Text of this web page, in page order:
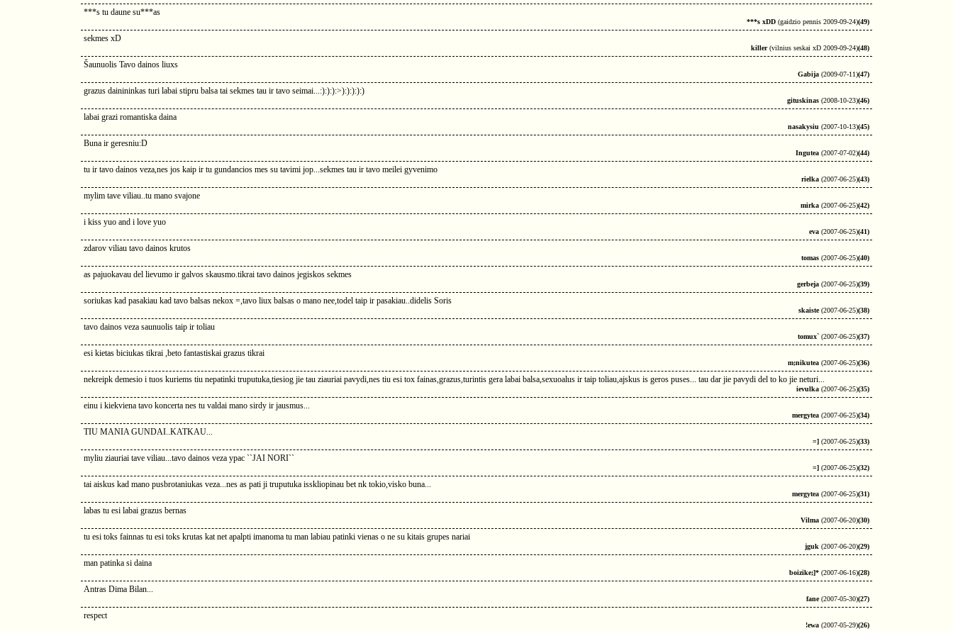
***s tu daune su***as
***s xDD (gaidzio pennis 2009-09-24)(49)
sekmes xD
killer(vilnius seskai xD 2009-09-24)(48)
Šaunuolis Tavo dainos liuxs
Gabija (2009-07-11)(47)
grazus dainininkas turi labai stipru balsa tai sekmes tau ir tavo seimai...:):):):>):):):):)
gituskinas (2008-10-23)(46)
labai grazi romantiska daina
nasakysiu (2007-10-13)(45)
Buna ir geresniu:D
Ingutea (2007-07-02)(44)
tu ir tavo dainos veza,nes jos kaip ir tu gundancios mes su tavimi jop...sekmes tau ir tavo meilei gyvenimo
rielka (2007-06-25)(43)
mylim tave viliau..tu mano svajone
mirka (2007-06-25)(42)
i kiss yuo and i love yuo
eva (2007-06-25)(41)
zdarov viliau tavo dainos krutos
tomas (2007-06-25)(40)
as pajuokavau del lievumo ir galvos skausmo.tikrai tavo dainos jegiskos sekmes
gerbeja (2007-06-25)(39)
soriukas kad pasakiau kad tavo balsas nekox =,tavo liux balsas o mano nee,todel taip ir pasakiau..didelis Soris
skaiste(2007-06-25)(38)
tavo dainos veza saunuolis taip ir toliau
tomux` (2007-06-25)(37)
esi kietas biciukas tikrai ,beto fantastiskai grazus tikrai
m;nikutea (2007-06-25)(36)
nekreipk demesio i tuos kuriems tiu nepatinki truputuka,tiesiog jie tau ziauriai pavydi,nes tiu esi tox fainas,grazus,turintis gera labai balsa,sexuoalus ir taip toliau,ajskus is geros puses... tau dar jie pavydi del to ko jie neturi...
ievulka (2007-06-25)(35)
einu i kiekviena tavo koncerta nes tu valdai mano sirdy ir jausmus...
mergytea (2007-06-25)(34)
TIU MANIA GUNDAI..KATKAU...
=] (2007-06-25)(33)
myliu ziauriai tave viliau...tavo dainos veza ypac ``JAI NORI``
=] (2007-06-25)(32)
tai aiskus kad mano pusbrotaniukas veza...nes as pati ji truputuka isskliopinau bet nk tokio,visko buna...
mergytea (2007-06-25)(31)
labas tu esi labai grazus bernas
Vilma (2007-06-20)(30)
tu esi toks fainnas tu esi toks krutas kat net apalpti imanoma tu man labiau patinki vienas o ne su kitais grupes nariai
jguk (2007-06-20)(29)
man patinka si daina
boizike;]* (2007-06-16)(28)
Antras Dima Bilan...
fane(2007-05-30)(27)
respect
!ewa (2007-05-29)(26)